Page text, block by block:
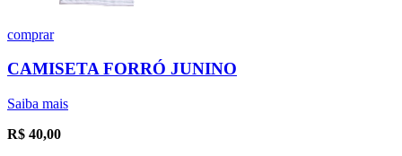
comprar
CAMISETA FORRÓ JUNINO
Saiba mais
R$ 40,00